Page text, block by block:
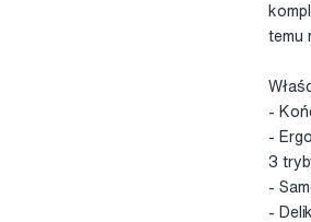
temu
-
-
3
-
-